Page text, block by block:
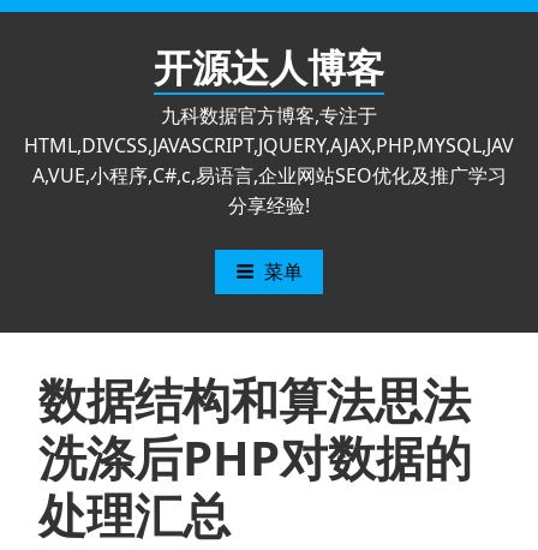
跳
开源达人博客
九科数据官方博客,专注于
HTML,DIVCSS,JAVASCRIPT,JQUERY,AJAX,PHP,MYSQL,JAV
A,VUE,小程序,C#,c,易语言,企业网站SEO优化及推广学习
分享经验!
菜单
数据结构和算法思法
洗涤后PHP对数据的
处理汇总